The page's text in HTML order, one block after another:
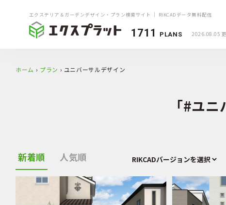
エクステリア＆ガーデンデザイン・プラン検索サイト ｜ RIKCADデータ無料配信
1711 PLANS 2026.08.05
ホーム › プラン › ユニバーサルデザイン
「#ユ
新着順 人気順